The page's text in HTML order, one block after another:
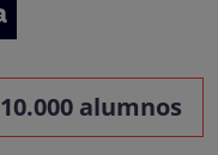
alumnos